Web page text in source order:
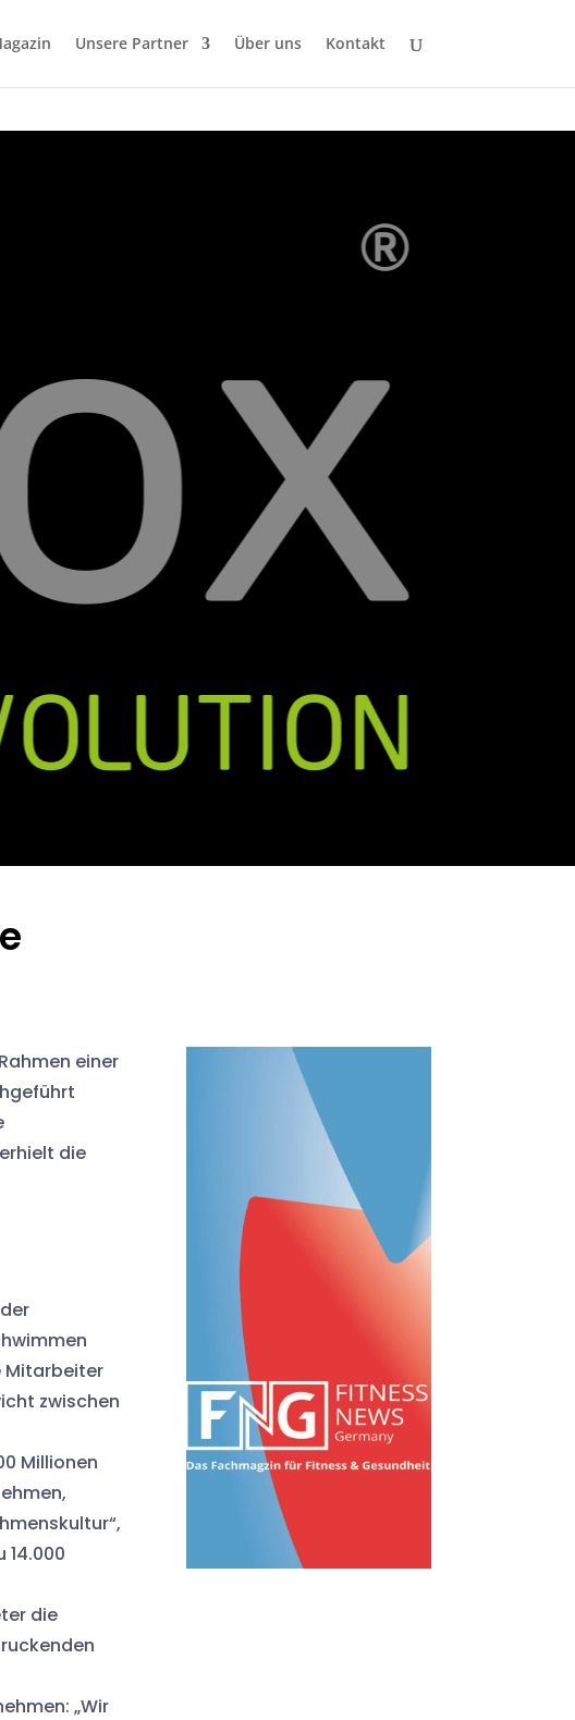
Unsere Partner Über uns Kontakt
einer
die
Mitarbeiter
zwischen
Millionen
14.000
die
„Wir